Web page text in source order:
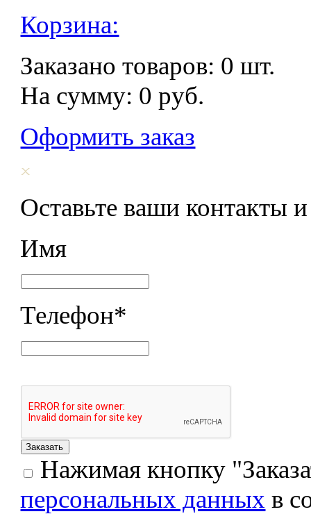
Корзина:
Заказано товаров: 0 шт.
На сумму: 0 руб.
Оформить заказ
Оставьте ваши контакты
Имя
Телефон*
Нажимая кнопку
персональных данных в